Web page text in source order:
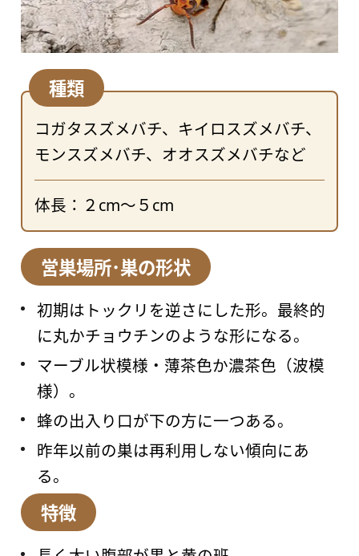
種類
コガタスズメバチ、キイロスズメバチ、
モンスズメバチ、オオスズメバチなど
体長：２cm～５cm
営巣場所･巣の形状
初期はトックリを逆さにした形。最終的
に丸かチョウチンのような形になる。
マーブル状模様・薄茶色か濃茶色（波模
様）。
蜂の出入り口が下の方に一つある。
昨年以前の巣は再利用しない傾向にあ
る。
特徴